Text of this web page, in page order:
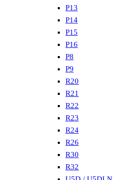
P13
P14
P15
P16
P8
P9
R20
R21
R22
R23
R24
R26
R30
R32